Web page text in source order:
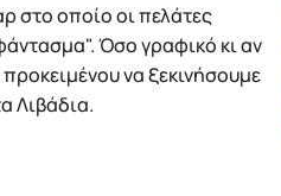
στο οποίο οι πελάτες
Όσο γραφικό κι αν
να ξεκινήσουμε
Λιβάδια.